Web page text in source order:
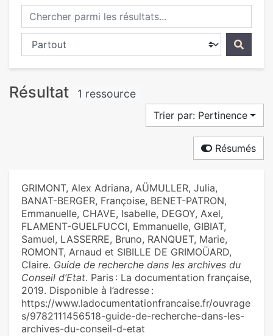
Chercher parmi les résultats...
Chercher dans...
Résultat 1 ressource
Trier par: Pertinence
Résumés
GRIMONT, Alex Adriana, AÜMULLER, Julia,
BANAT-BERGER, Françoise, BENET-PATRON,
Emmanuelle, CHAVE, Isabelle, DEGOY, Axel,
FLAMENT-GUELFUCCI, Emmanuelle, GIBIAT,
Samuel, LASSERRE, Bruno, RANQUET, Marie,
ROMONT, Arnaud et SIBILLE DE GRIMOÜARD,
Claire. Guide de recherche dans les archives du
Conseil d’Etat. Paris : La documentation française,
2019. Disponible à l’adresse :
https://www.ladocumentationfrancaise.fr/ouvrage
s/9782111456518-guide-de-recherche-dans-les-
archives-du-conseil-d-etat